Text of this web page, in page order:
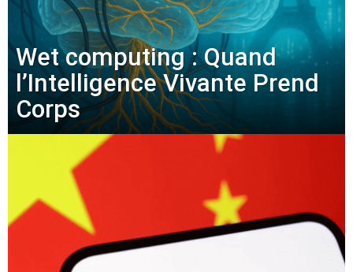
Wet computing : Quand
l’Intelligence Vivante Prend
Corps